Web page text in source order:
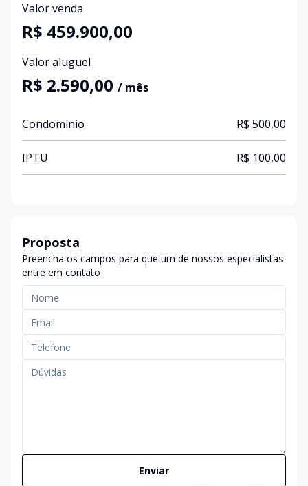
Valor venda
R$ 459.900,00
Valor aluguel
R$ 2.590,00 / mês
Condomínio R$ 500,00
IPTU R$ 100,00
Proposta
Preencha os campos para que um de nossos especialistas
entre em contato
Enviar